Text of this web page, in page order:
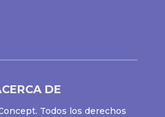
DE
Todos los derechos